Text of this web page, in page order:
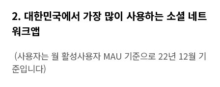
2. 대한민국에서 가장 많이 사용하는 소셜 네트
워크앱
(사용자는 월 활성사용자 MAU 기준으로 22년 12월 기
준입니다)